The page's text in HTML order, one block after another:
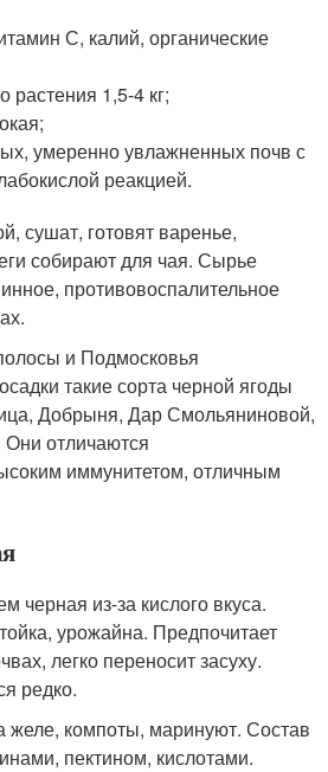
С, калий, органические
растения 1,5-4 кг;
умеренно увлажненных почв с
реакцией.
сушат, готовят варенье,
собирают для чая. Сырье
противовоспалительное
и Подмосковья
такие сорта черной ягоды
Добрыня, Дар Смольяниновой,
отличаются
иммунитетом, отличным
черная из-за кислого вкуса.
урожайна. Предпочитает
легко переносит засуху.
редко.
желе, компоты, маринуют. Состав
пектином, кислотами.